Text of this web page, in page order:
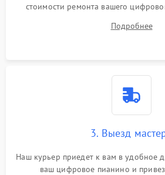
стоимости ремонта вашего
Подробнее
3. Выезд
Наш курьер приедет к вам в удобное
ваш цифровое пианино и